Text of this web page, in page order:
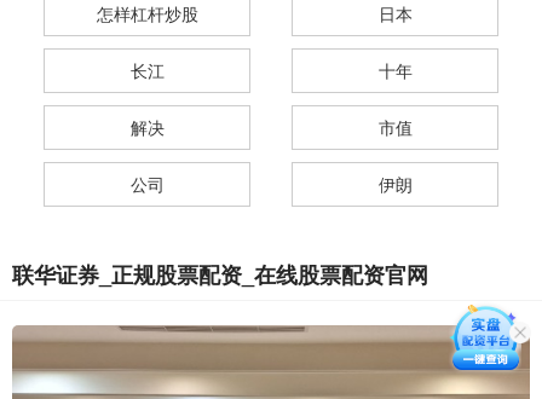
怎样杠杆炒股 日本
长江 十年
解决 市值
公司 伊朗
联华证券_正规股票配资_在线股票配资官网